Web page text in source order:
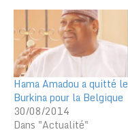
Hama Amadou a quitté le
Burkina pour la Belgique
30/08/2014
Dans "Actualité"